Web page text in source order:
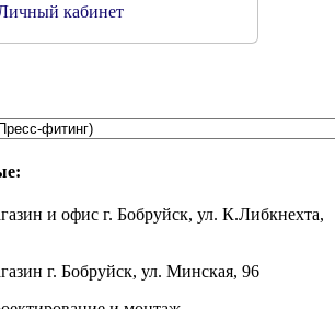
кабинет
и офис г. Бобруйск, ул. К.Либкнехта,
г. Бобруйск, ул. Минская, 96